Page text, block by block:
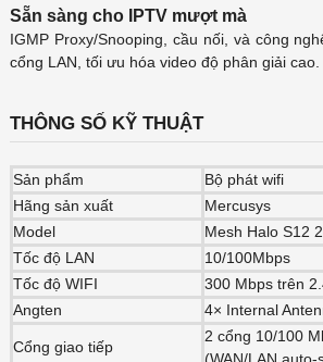
Sẵn sàng cho IPTV mượt mà
IGMP Proxy/Snooping, cầu nối, và công
cổng LAN, tối ưu hóa video độ phân giải cao.
THÔNG SỐ KỸ THUẬT
Sản phẩm
Bộ phát wifi
Hãng sản xuất
Mercusys
Model
Mesh Halo S12
Tốc độ LAN
10/100Mbps
Tốc độ WIFI
300 Mbps trên
Angten
4× Internal
Cổng giao tiếp
2 cổng 10/100
(WAN/LAN auto-